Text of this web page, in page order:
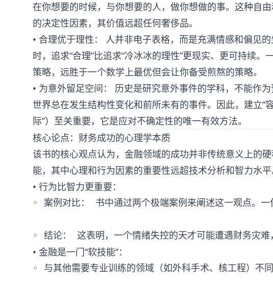
在你想要的时候，与你想要的人，做你想做的事。这种自
的决定性因素，其价值远超任何奢侈品。
• 合理优于理性： 人并非电子表格，而是充满情感和偏见
时，追求“合理”比追求“冷冰冰的理性”更现实、更可持续。
策略，远胜于一个数学上最优但会让你备受煎熬的策略。
• 为意外留足空间： 历史是研究意外事件的学科，不能作为
世界总在发生结构性变化和前所未有的事件。因此，建立“
际”）至关重要，它是应对不确定性的唯一有效方法。
核心论点：财务成功的心理学本质
该书的核心观点认为，金融领域的成功并非传统意义上的
能，其中心理和行为因素的重要性远超技术分析和智力水平
• 行为比智力更重要：
◦ 案例对比： 书中通过两个极端案例来阐述这一观点。
• 金融是一门“软技能”：
◦ 与其他需要专业训练的领域（如外科手术、核工程）不